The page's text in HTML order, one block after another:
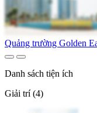
Quảng trường Golden
Danh sách tiện ích
Giải trí (4)